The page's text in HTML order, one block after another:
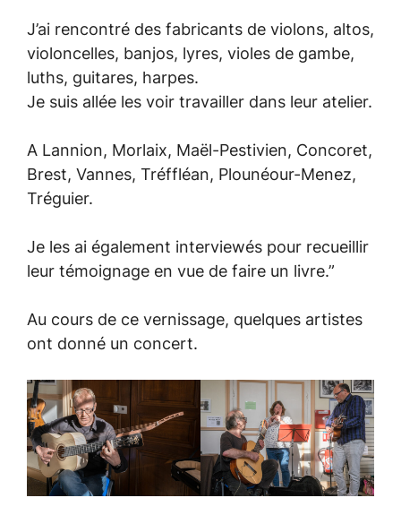
J’ai rencontré des fabricants de violons, altos,
violoncelles, banjos, lyres, violes de gambe,
luths, guitares, harpes.
Je suis allée les voir travailler dans leur atelier.
A Lannion, Morlaix, Maël-Pestivien, Concoret,
Brest, Vannes, Tréffléan, Plounéour-Menez,
Tréguier.
Je les ai également interviewés pour recueillir
leur témoignage en vue de faire un livre.”
Au cours de ce vernissage, quelques artistes
ont donné un concert.